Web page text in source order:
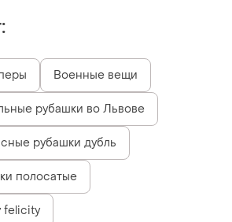
Военные вещи
рубашки во Львове
рубашки дубль
полосатые
felicity